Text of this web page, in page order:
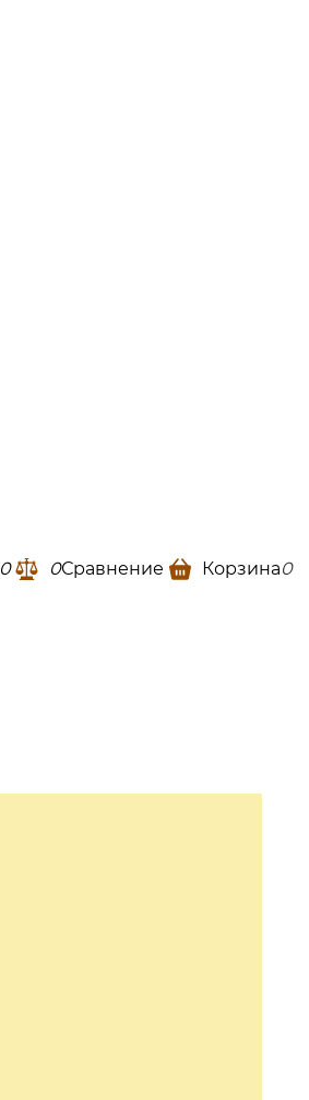
0 0Сравнение Корзина0